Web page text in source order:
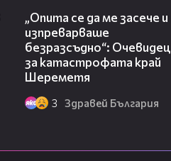
„Опита се да ме засече и
изпреварваше
безразсъдно“: Очевидец
за катастрофата край
Шереметя
3 Здравей България